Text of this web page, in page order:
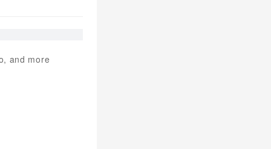
and more